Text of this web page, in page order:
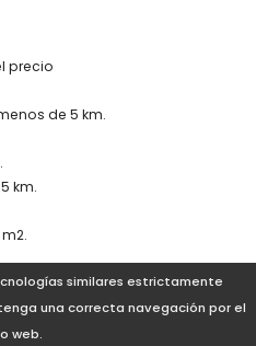
similares estrictamente
una correcta navegación por el
web.
para familias con niños
en el precio del alquiler
de emergencia 24 horas
de fútbol
cargo adicional
precio
de 5 km.
km.